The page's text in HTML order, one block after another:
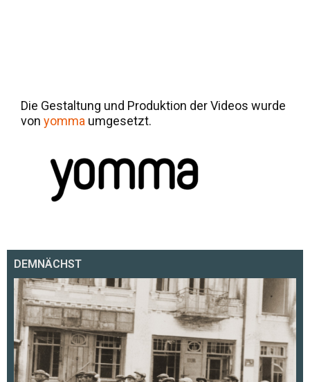
Die Gestaltung und Produktion der Videos wurde
von yomma umgesetzt.
DEMNÄCHST